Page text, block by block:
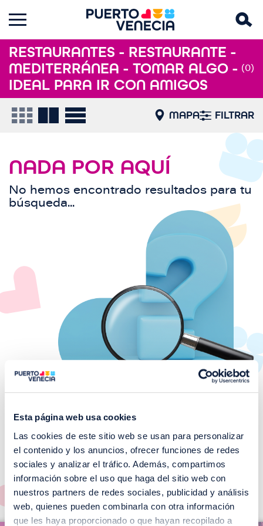
Esta página web usa cookies
Las cookies de este sitio web se usan para personalizar
el contenido y los anuncios, ofrecer funciones de redes
sociales y analizar el tráfico. Además, compartimos
información sobre el uso que haga del sitio web con
nuestros partners de redes sociales, publicidad y análisis
web, quienes pueden combinarla con otra información
que les haya proporcionado o que hayan recopilado a
RESTAURANTES - RESTAURANTE -
MEDITERRÁNEA - TOMAR ALGO -
IDEAL PARA IR CON AMIGOS
(0)
MAPA FILTRAR
NADA POR AQUÍ
No hemos encontrado resultados para tu
búsqueda...
¡No te pierdas nuestros
EVENTOS!
Ver todos >